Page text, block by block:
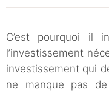
C’est pourquoi il
l’investissement
investissement qui
ne manque pas